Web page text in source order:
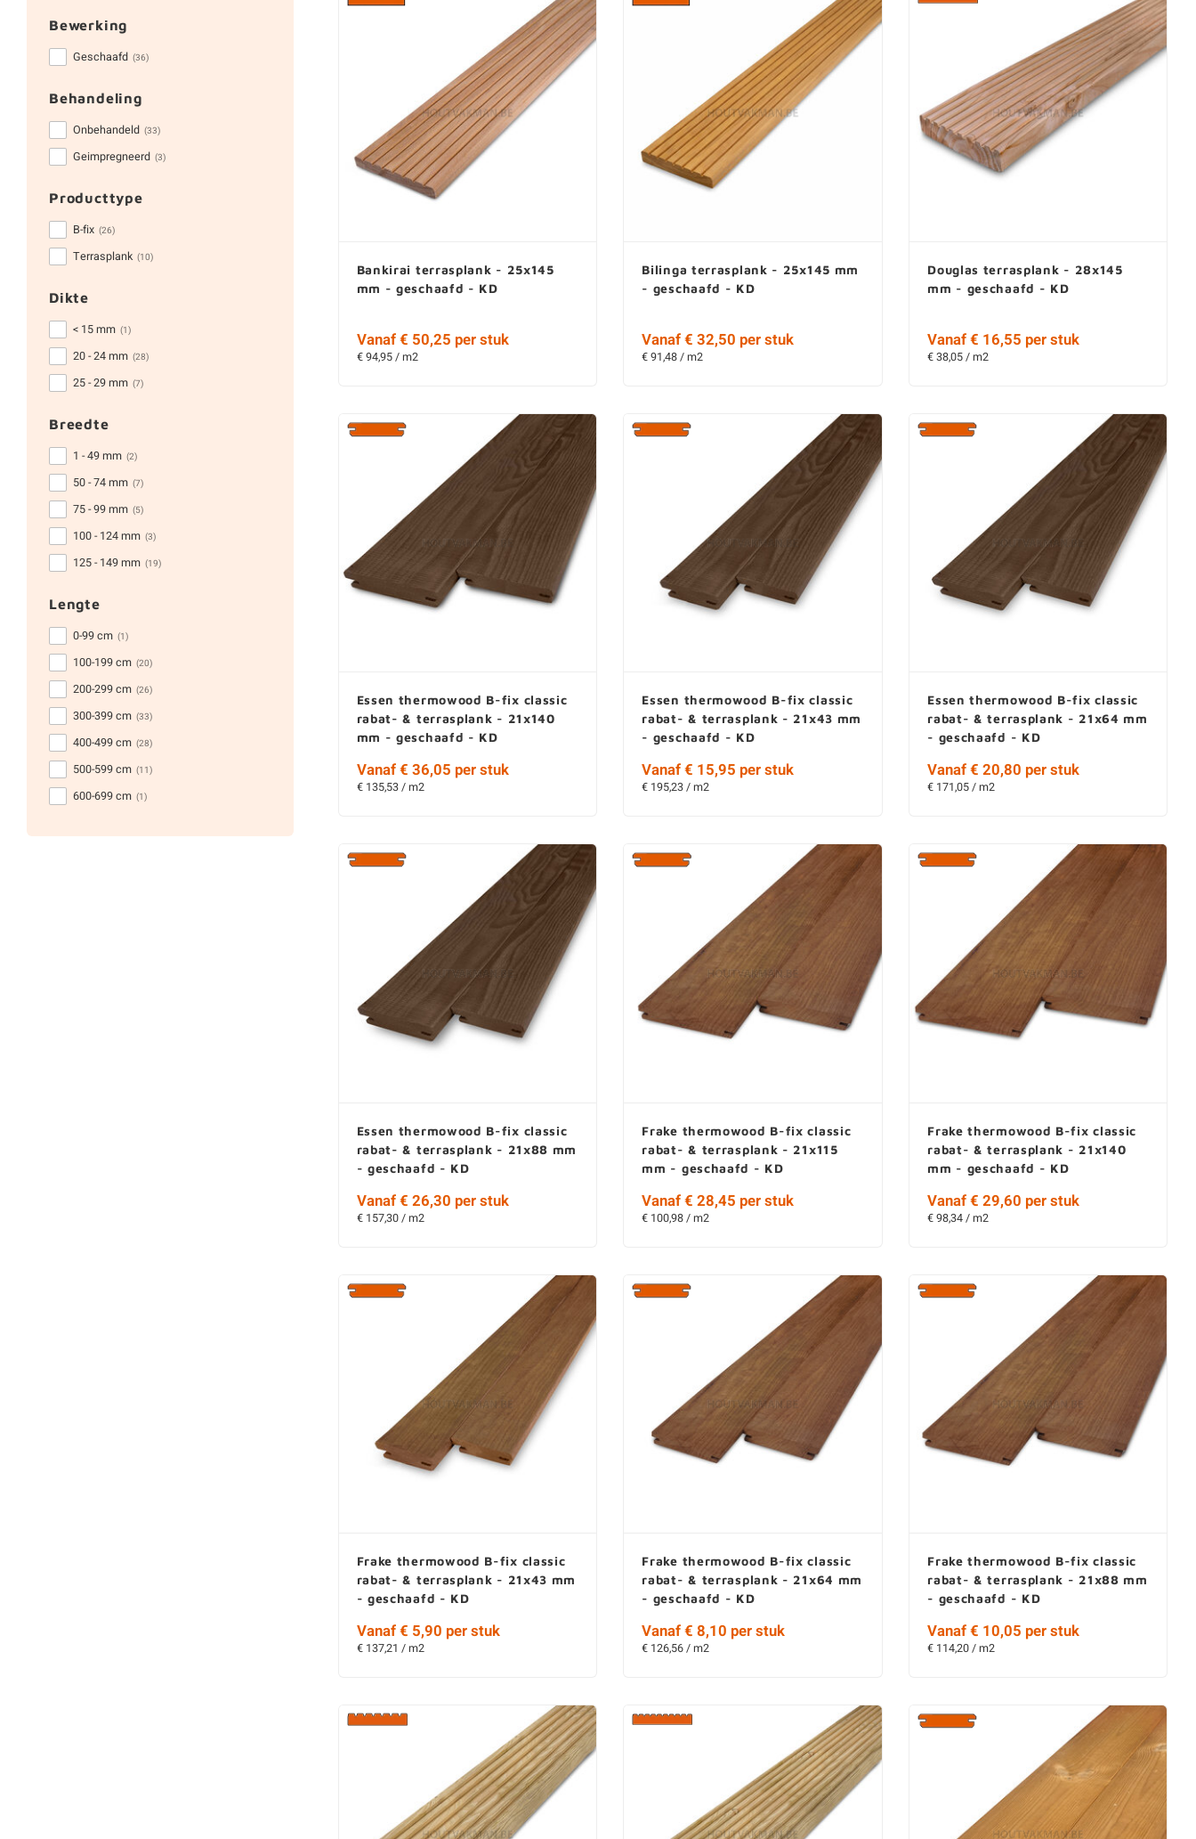
Bewerking
Geschaafd (36)
Behandeling
Onbehandeld (33)
Geimpregneerd (3)
Producttype
B-fix (26)
Terrasplank (10)
Dikte
< 15 mm (1)
20 - 24 mm (28)
25 - 29 mm (7)
Breedte
1 - 49 mm (2)
50 - 74 mm (7)
75 - 99 mm (5)
100 - 124 mm (3)
125 - 149 mm (19)
Lengte
0-99 cm (1)
100-199 cm (20)
200-299 cm (26)
300-399 cm (33)
400-499 cm (28)
500-599 cm (11)
600-699 cm (1)
Bankirai terrasplank - 25x145
mm - geschaafd - KD
Vanaf € 50,25 per stuk
€ 94,95 / m2
Bilinga terrasplank - 25x145 mm
- geschaafd - KD
Vanaf € 32,50 per stuk
€ 91,48 / m2
Douglas terrasplank - 28x145
mm - geschaafd - KD
Vanaf € 16,55 per stuk
€ 38,05 / m2
Essen thermowood B-fix classic
rabat- & terrasplank - 21x140
mm - geschaafd - KD
Vanaf € 36,05 per stuk
€ 135,53 / m2
Essen thermowood B-fix classic
rabat- & terrasplank - 21x43 mm
- geschaafd - KD
Vanaf € 15,95 per stuk
€ 195,23 / m2
Essen thermowood B-fix classic
rabat- & terrasplank - 21x64 mm
- geschaafd - KD
Vanaf € 20,80 per stuk
€ 171,05 / m2
Essen thermowood B-fix classic
rabat- & terrasplank - 21x88 mm
- geschaafd - KD
Vanaf € 26,30 per stuk
€ 157,30 / m2
Frake thermowood B-fix classic
rabat- & terrasplank - 21x115
mm - geschaafd - KD
Vanaf € 28,45 per stuk
€ 100,98 / m2
Frake thermowood B-fix classic
rabat- & terrasplank - 21x140
mm - geschaafd - KD
Vanaf € 29,60 per stuk
€ 98,34 / m2
Frake thermowood B-fix classic
rabat- & terrasplank - 21x43 mm
- geschaafd - KD
Vanaf € 5,90 per stuk
€ 137,21 / m2
Frake thermowood B-fix classic
rabat- & terrasplank - 21x64 mm
- geschaafd - KD
Vanaf € 8,10 per stuk
€ 126,56 / m2
Frake thermowood B-fix classic
rabat- & terrasplank - 21x88 mm
- geschaafd - KD
Vanaf € 10,05 per stuk
€ 114,20 / m2